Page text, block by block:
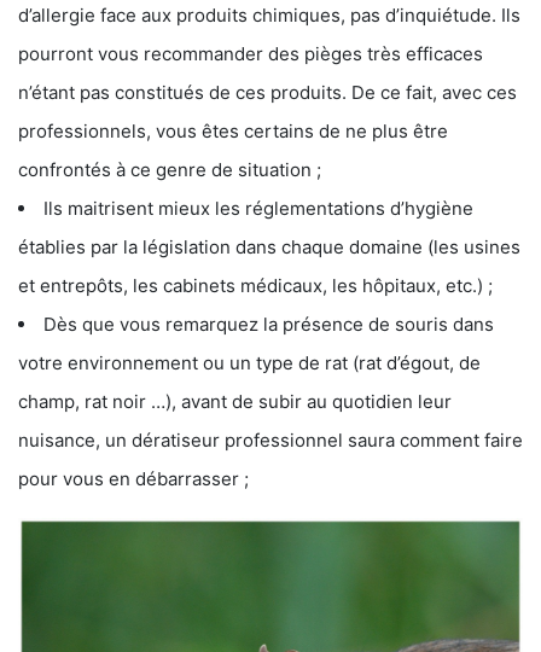
d’allergie face aux produits chimiques, pas d’inquiétude. Ils
pourront vous recommander des pièges très efficaces
n’étant pas constitués de ces produits. De ce fait, avec ces
professionnels, vous êtes certains de ne plus être
confrontés à ce genre de situation ;
Ils maitrisent mieux les réglementations d’hygiène
établies par la législation dans chaque domaine (les usines
et entrepôts, les cabinets médicaux, les hôpitaux, etc.) ;
Dès que vous remarquez la présence de souris dans
votre environnement ou un type de rat (rat d’égout, de
champ, rat noir …), avant de subir au quotidien leur
nuisance, un dératiseur professionnel saura comment faire
pour vous en débarrasser ;